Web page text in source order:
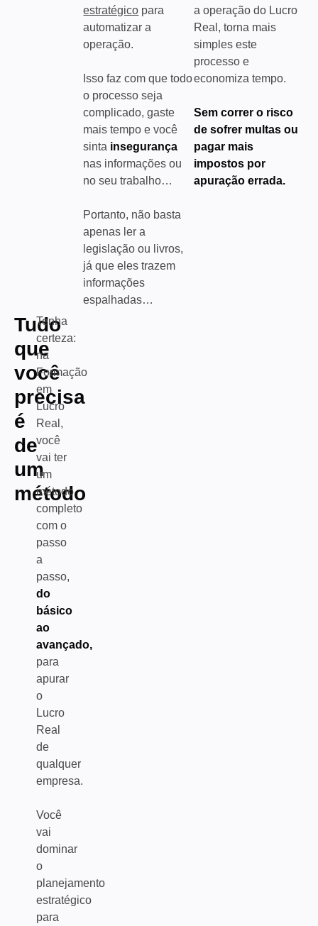
estratégico para
automatizar a
operação.
Isso faz com que todo
o processo seja
complicado, gaste
mais tempo e você
sinta insegurança
nas informações ou
no seu trabalho…
Portanto, não basta
apenas ler a
legislação ou livros,
já que eles trazem
informações
espalhadas…
a operação do Lucro
Real, torna mais
simples este
processo e
economiza tempo.
Sem correr o risco
de sofrer multas ou
pagar mais
impostos por
apuração errada.
Tudo
que
você
precisa
é
de
um
método
Tenha
certeza:
na
Formação
em
Lucro
Real,
você
vai ter
um
método
completo
com o
passo
a
passo,
do
básico
ao
avançado,
para
apurar
o
Lucro
Real
de
qualquer
empresa.
Você
vai
dominar
o
planejamento
estratégico
para